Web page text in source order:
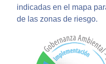
indicadas en el mapa
de las zonas de riesgo.